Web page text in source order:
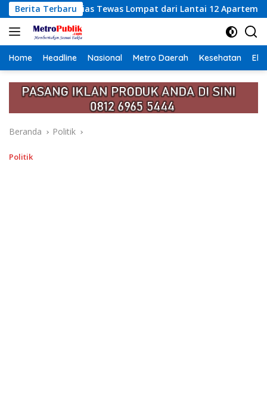
Langsung
ke
konten
Berita Terbaru
Lompat dari Lantai 12 Apartemen, Berawal dari Pesan
Home Headline Nasional Metro Daerah Kesehatan
Beranda Politik
Politik